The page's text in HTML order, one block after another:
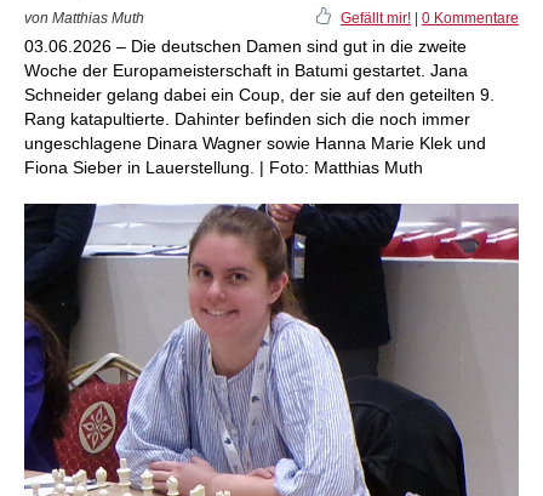
von Matthias Muth Gefällt mir! 0 Kommentare
03.06.2026 – Die deutschen Damen sind gut in die zweite
Woche der Europameisterschaft in Batumi gestartet. Jana
Schneider gelang dabei ein Coup, der sie auf den geteilten 9.
Rang katapultierte. Dahinter befinden sich die noch immer
ungeschlagene Dinara Wagner sowie Hanna Marie Klek und
Fiona Sieber in Lauerstellung. | Foto: Matthias Muth